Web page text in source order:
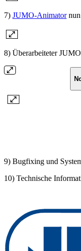
7) JUMO-Animatornun
8) Überarbeiteter
9) Bugfixing und
10) Technische